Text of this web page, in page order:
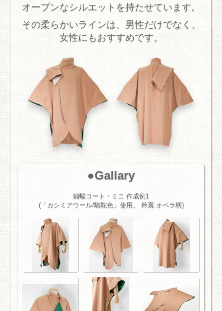
オープンなシルエットを持たせています。
その柔らかいラインは、男性だけでなく、
女性にもおすすめです。
Gallary
蝙蝠コート・ミニ 作成例1
(「カシミアウール/駱駝色」使用、 衿裏:オペラ柄)